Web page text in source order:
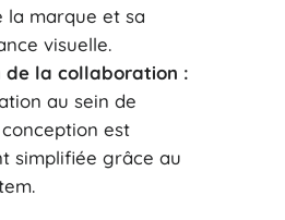
la marque et sa
visuelle.
de la collaboration :
au sein de
conception est
simplifiée grâce au